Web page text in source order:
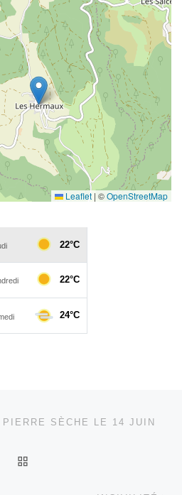
Leaflet | ©OpenStreetMap
SÈCHE LE 14 JUIN